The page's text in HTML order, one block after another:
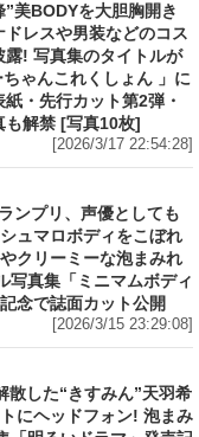
”美BODYを大胆胸開き
ドレスや男装などのコス
露! 写真集のタイトルが
ちゃんこれくしょん 」に
紙・先行カット第2弾・
も解禁 [写真10枚]
[2026/3/17 22:54:28]
ンプリ、声優としても
ュマロボディをこぼれ
クリーミーな泡まみれ
写真集「ミニマムボディ
念で誌面カット公開
[2026/3/15 23:29:08]
散した“きすみん”天羽希
にヘッドフォン! 泡まみ